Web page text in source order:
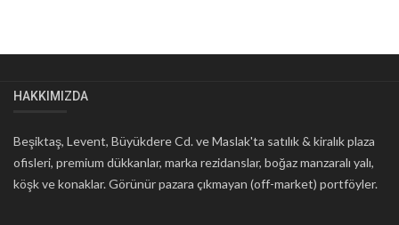
HAKKIMIZDA
Beşiktaş, Levent, Büyükdere Cd. ve Maslak'ta satılık & kiralık plaza
ofisleri, premium dükkanlar, marka rezidanslar, boğaz manzaralı yalı,
köşk ve konaklar. Görünür pazara çıkmayan (off-market) portföyler.